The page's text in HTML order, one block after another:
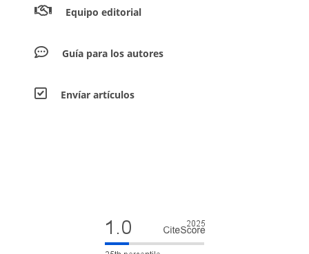
Equipo editorial
Guía para los autores
Envíar artículos